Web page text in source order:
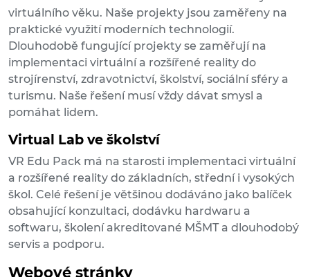
virtuálního věku. Naše projekty jsou zaměřeny na
praktické využití moderních technologií.
Dlouhodobě fungující projekty se zaměřují na
implementaci virtuální a rozšířené reality do
strojírenství, zdravotnictví, školství, sociální sféry a
turismu. Naše řešení musí vždy dávat smysl a
pomáhat lidem.
Virtual Lab ve školství
VR Edu Pack má na starosti implementaci virtuální
a rozšířené reality do základních, střední i vysokých
škol. Celé řešení je většinou dodáváno jako balíček
obsahující konzultaci, dodávku hardwaru a
softwaru, školení akreditované MŠMT a dlouhodobý
servis a podporu.
Webové stránky